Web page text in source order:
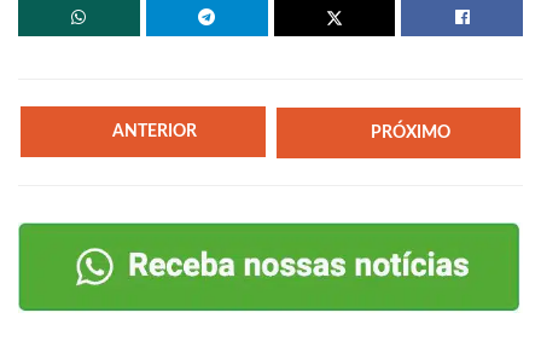
ANTERIOR PRÓXIMO